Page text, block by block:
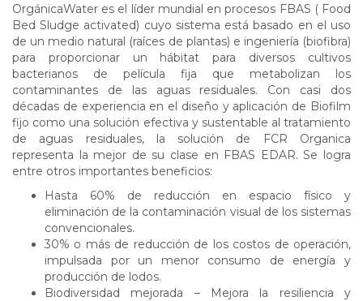
OrgánicaWater es el líder mundial en procesos FBAS ( Food
Bed Sludge activated) cuyo sistema está basado en el uso
de un medio natural (raíces de plantas) e ingeniería (biofibra)
para proporcionar un hábitat para diversos cultivos
bacterianos de película fija que metabolizan los
contaminantes de las aguas residuales. Con casi dos
décadas de experiencia en el diseño y aplicación de Biofilm
fijo como una solución efectiva y sustentable al tratamiento
de aguas residuales, la solución de FCR Organica
representa la mejor de su clase en FBAS EDAR. Se logra
entre otros importantes beneficios:
Hasta 60% de reducción en espacio físico y
eliminación de la contaminación visual de los sistemas
convencionales.
30% o más de reducción de los costos de operación,
impulsada por un menor consumo de energía y
producción de lodos.
Biodiversidad mejorada – Mejora la resiliencia y